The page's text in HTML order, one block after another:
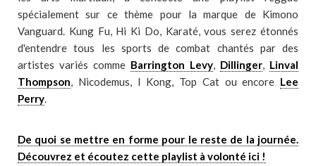
spécialement sur ce thème pour la marque de Kimono
Vanguard. Kung Fu, Hi Ki Do, Karaté, vous serez étonnés
d'entendre tous les sports de combat chantés par des
artistes variés comme Barrington Levy, Dillinger, Linval
Thompson, Nicodemus, I Kong, Top Cat ou encore Lee
Perry.
De quoi se mettre en forme pour le reste de la journée.
Découvrez et écoutez cette playlist à volonté ici !